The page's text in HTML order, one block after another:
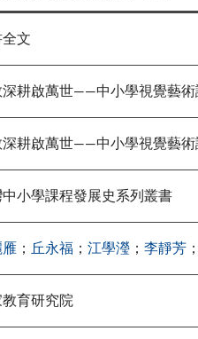
全文
深耕啟萬世——中小學視覺藝術
深耕啟萬世——中小學視覺藝術
中小學課程發展史系列叢書
雁 ； 丘永福 ； 江學瀅 ； 李靜芳 ；
教育研究院